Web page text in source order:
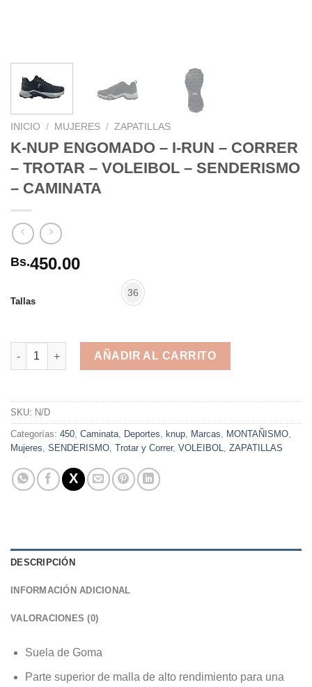
INICIO / MUJERES / ZAPATILLAS
K-NUP ENGOMADO – I-RUN – CORRER
– TROTAR – VOLEIBOL – SENDERISMO
– CAMINATA
Bs.450.00
Tallas
36
K-NUP ENGOMADO - I-RUN - CORRER - TROTAR - VOLEIBOL
AÑADIR AL CARRITO
SKU: N/D
Categorías: 450, Caminata, Deportes, knup, Marcas, MONTAÑISMO,
Mujeres, SENDERISMO, Trotar y Correr, VOLEIBOL, ZAPATILLAS
DESCRIPCIÓN
INFORMACIÓN ADICIONAL
VALORACIONES (0)
Suela de Goma
Parte superior de malla de alto rendimiento para una